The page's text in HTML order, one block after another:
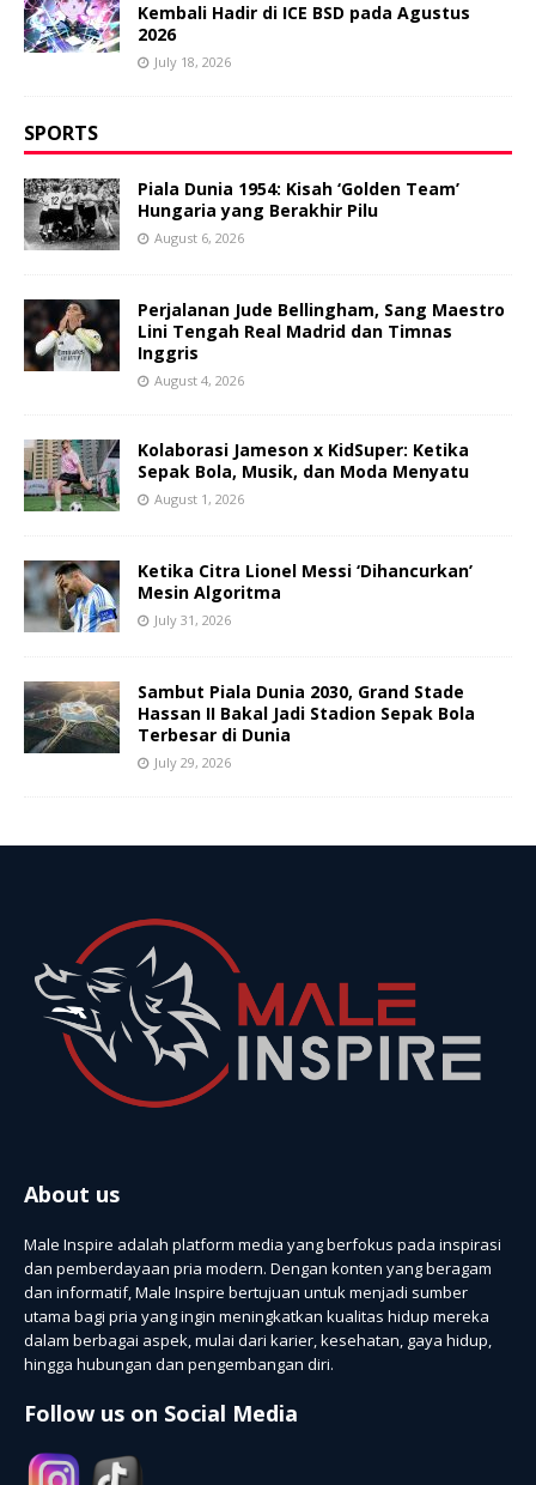
Kembali Hadir di ICE BSD pada Agustus
2026
July 18, 2026
SPORTS
Piala Dunia 1954: Kisah ‘Golden Team’
Hungaria yang Berakhir Pilu
August 6, 2026
Perjalanan Jude Bellingham, Sang Maestro
Lini Tengah Real Madrid dan Timnas
Inggris
August 4, 2026
Kolaborasi Jameson x KidSuper: Ketika
Sepak Bola, Musik, dan Moda Menyatu
August 1, 2026
Ketika Citra Lionel Messi ‘Dihancurkan’
Mesin Algoritma
July 31, 2026
Sambut Piala Dunia 2030, Grand Stade
Hassan II Bakal Jadi Stadion Sepak Bola
Terbesar di Dunia
July 29, 2026
About us
Male Inspire adalah platform media yang berfokus pada inspirasi
dan pemberdayaan pria modern. Dengan konten yang beragam
dan informatif, Male Inspire bertujuan untuk menjadi sumber
utama bagi pria yang ingin meningkatkan kualitas hidup mereka
dalam berbagai aspek, mulai dari karier, kesehatan, gaya hidup,
hingga hubungan dan pengembangan diri.
Follow us on Social Media